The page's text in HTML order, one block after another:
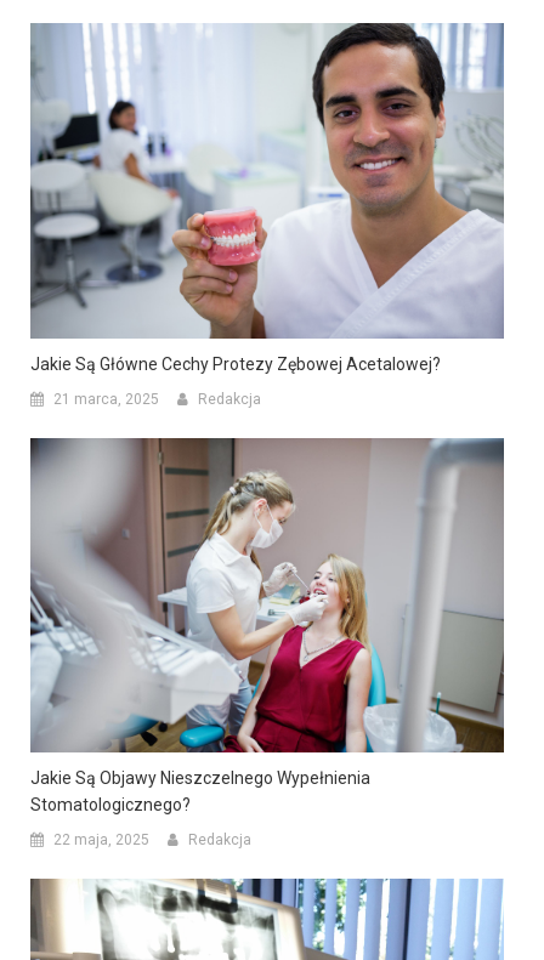
Jakie Są Główne Cechy Protezy Zębowej Acetalowej?
21 marca, 2025 Redakcja
Jakie Są Objawy Nieszczelnego Wypełnienia
Stomatologicznego?
22 maja, 2025 Redakcja